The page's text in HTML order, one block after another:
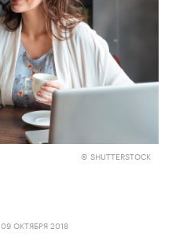
© SHUTTERSTOCK
09 ОКТЯБРЯ 2018